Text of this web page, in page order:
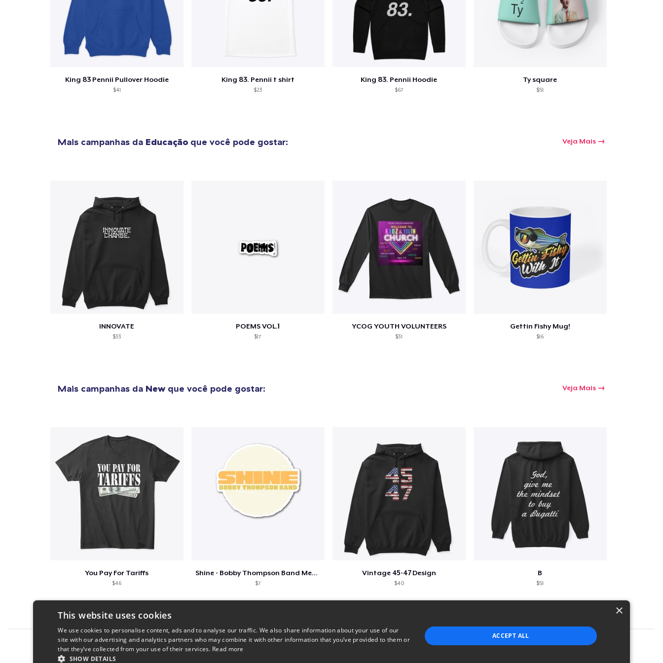
King 83 Pennii Pullover Hoodie
$41
King 83. Pennii t shirt
$23
King 83. Pennii Hoodie
$67
Ty square
$51
Mais campanhas da Educação que você pode gostar: Veja Mais
INNOVATE
$33
POEMS VOL.1
$17
YCOG YOUTH VOLUNTEERS
$31
Gettin Fishy Mug!
$16
Mais campanhas da Newque você pode gostar: Veja Mais
You Pay For Tariffs
$46
Shine - Bobby Thompson Band Merch
$7
Vintage 45-47 Design
$40
B
$51
Report this product
×
This website uses cookies
We use cookies to personalise content, ads and to analyse our traffic. We also share information about your use of our
site with our advertising and analytics partners who may combine it with other information that you’ve provided to them or
that they’ve collected from your use of their services. Read more
SHOW DETAILS
ACCEPT ALL